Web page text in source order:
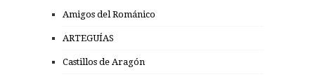
Amigos del Románico
ARTEGUÍAS
Castillos de Aragón